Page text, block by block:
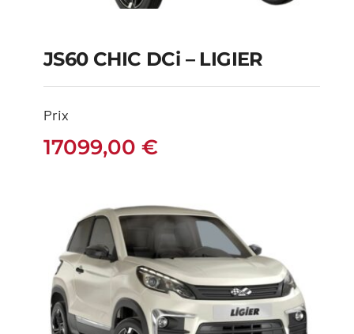
JS60 CHIC DCi –
17099,00
JS60 CHIC DCi – LIGIER
Prix
17099,00 €